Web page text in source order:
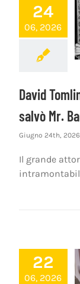
24
06, 2026
David
salvò Mr.
Giugno 24th, 2026
Il grande
22
06, 2026